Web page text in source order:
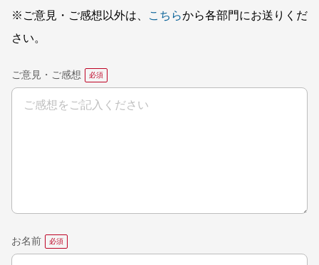
※ご意見・ご感想以外は、
こちらから各部門にお送りくだ
さい。
ご意見・ご感想
お名前